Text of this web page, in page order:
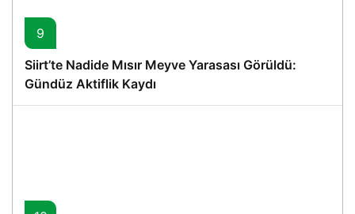
9
Siirt’te Nadide Mısır Meyve Yarasası Görüldü:
Gündüz Aktiflik Kaydı